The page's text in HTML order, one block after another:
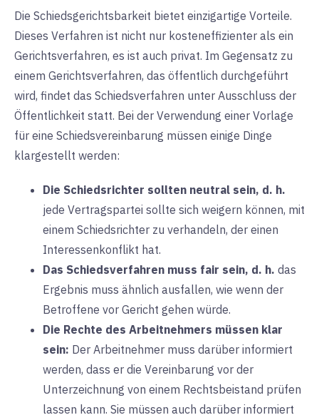
Die Schiedsgerichtsbarkeit bietet einzigartige Vorteile.
Dieses Verfahren ist nicht nur kosteneffizienter als ein
Gerichtsverfahren, es ist auch privat. Im Gegensatz zu
einem Gerichtsverfahren, das öffentlich durchgeführt
wird, findet das Schiedsverfahren unter Ausschluss der
Öffentlichkeit statt. Bei der Verwendung einer Vorlage
für eine Schiedsvereinbarung müssen einige Dinge
klargestellt werden:
Die Schiedsrichter sollten neutral sein, d. h.
jede Vertragspartei sollte sich weigern können, mit
einem Schiedsrichter zu verhandeln, der einen
Interessenkonflikt hat.
Das Schiedsverfahren muss fair sein, d. h. das
Ergebnis muss ähnlich ausfallen, wie wenn der
Betroffene vor Gericht gehen würde.
Die Rechte des Arbeitnehmers müssen klar
sein: Der Arbeitnehmer muss darüber informiert
werden, dass er die Vereinbarung vor der
Unterzeichnung von einem Rechtsbeistand prüfen
lassen kann. Sie müssen auch darüber informiert